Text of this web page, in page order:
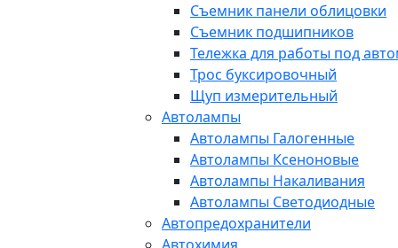
Съемник панели облицовки
Съемник подшипников
Тележка для работы под
Трос буксировочный
Щуп измерительный
Автолампы
Автолампы Галогенные
Автолампы Ксеноновые
Автолампы Накаливания
Автолампы Светодиодные
Автопредохранители